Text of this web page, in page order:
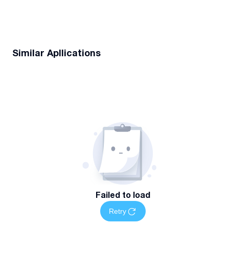
Similar Apllications
Failed to load
Retry